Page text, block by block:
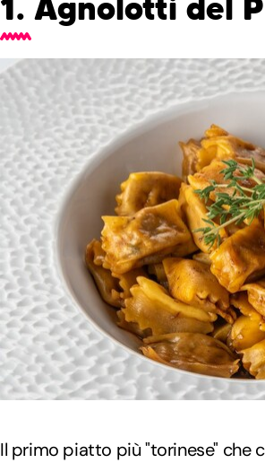
1. Agnolotti del
Il primo piatto più "torinese" che